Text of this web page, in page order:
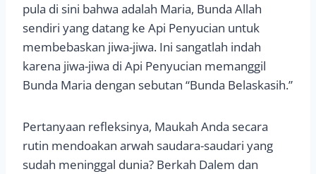
pula di sini bahwa adalah Maria, Bunda Allah
sendiri yang datang ke Api Penyucian untuk
membebaskan jiwa-jiwa. Ini sangatlah indah
karena jiwa-jiwa di Api Penyucian memanggil
Bunda Maria dengan sebutan “Bunda Belaskasih.”
Pertanyaan refleksinya, Maukah Anda secara
rutin mendoakan arwah saudara-saudari yang
sudah meninggal dunia? Berkah Dalem dan